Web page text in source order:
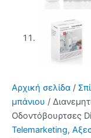
Αρχική σελίδα /
μπάνιου /
Οδοντόβουρτσες
Telemarketing,